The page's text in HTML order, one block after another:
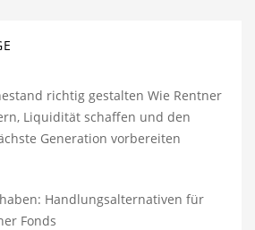
richtig gestalten Wie Rentner
Liquidität schaffen und den
Generation vorbereiten
Handlungsalternativen für
Fonds